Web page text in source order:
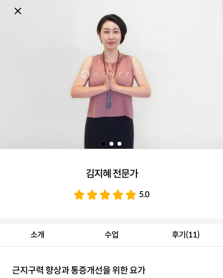
소개 수업 후기(11)
근지구력 향상과 통증개선을 위한 요가
김지혜 전문가
5.0